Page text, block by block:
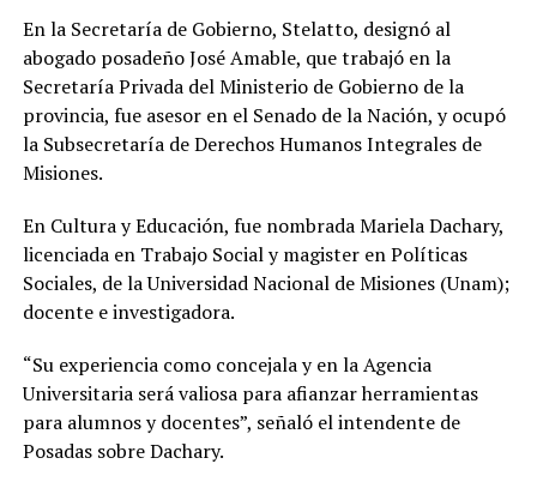
En la Secretaría de Gobierno, Stelatto, designó al
abogado posadeño José Amable, que trabajó en la
Secretaría Privada del Ministerio de Gobierno de la
provincia, fue asesor en el Senado de la Nación, y ocupó
la Subsecretaría de Derechos Humanos Integrales de
Misiones.
En Cultura y Educación, fue nombrada Mariela Dachary,
licenciada en Trabajo Social y magister en Políticas
Sociales, de la Universidad Nacional de Misiones (Unam);
docente e investigadora.
“Su experiencia como concejala y en la Agencia
Universitaria será valiosa para afianzar herramientas
para alumnos y docentes”, señaló el intendente de
Posadas sobre Dachary.